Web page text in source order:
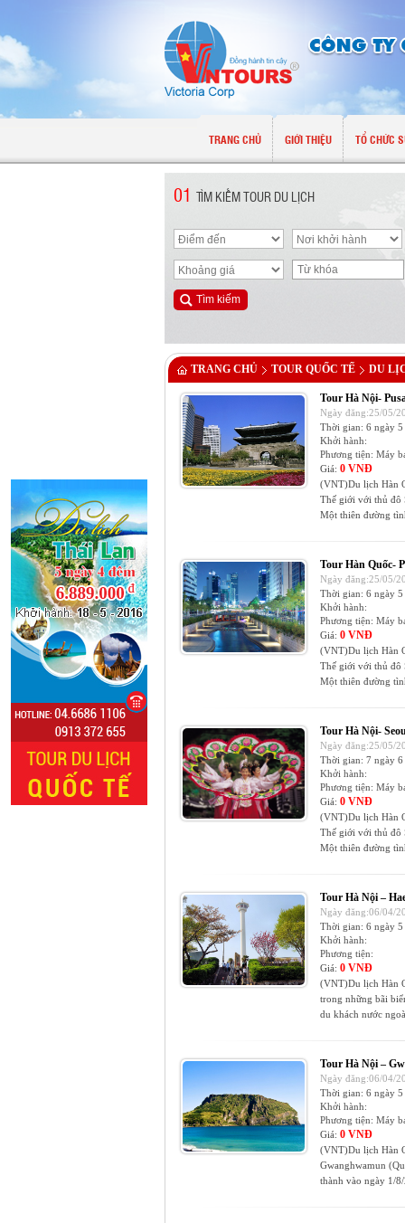
TRANG CHỦ GIỚI THIỆU TỔ CHỨC
01 TÌM KIẾM TOUR DU LỊCH
TRANG CHỦ TOUR QUỐC TẾ DU
Tour Hà Nội-
Ngày đăng:25/05/
Thời gian: 6 ngày 5
Khởi hành:
Phương tiện: Máy
Giá: 0 VNĐ
(VNT)Du lịch Hàn
Thế giới với thủ đô
Một thiên đường
Tour Hàn Quốc-
Ngày đăng:25/05/
Thời gian: 6 ngày 5
Khởi hành:
Phương tiện: Máy
Giá: 0 VNĐ
(VNT)Du lịch Hàn
Thế giới với thủ đô
Một thiên đường
Tour Hà Nội-
Ngày đăng:25/05/
Thời gian: 7 ngày 6
Khởi hành:
Phương tiện: Máy
Giá: 0 VNĐ
(VNT)Du lịch Hàn
Thế giới với thủ đô
Một thiên đường
Tour Hà Nội –
Ngày đăng:06/04/
Thời gian: 6 ngày 5
Khởi hành:
Phương tiện:
Giá: 0 VNĐ
(VNT)Du lịch Hàn
trong những bãi
du khách nước
Tour Hà Nội –
Ngày đăng:06/04/
Thời gian: 6 ngày 5
Khởi hành:
Phương tiện: Máy
Giá: 0 VNĐ
(VNT)Du lịch Hàn
Gwanghwamun
thành vào ngày 1/